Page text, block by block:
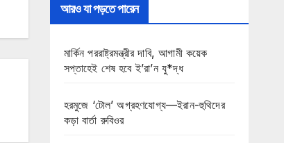
আরও যা পড়তে পারেন
মার্কিন পররাষ্ট্রমন্ত্রীর দাবি, আগামী কয়েক
সপ্তাহেই শেষ হবে ই’রা’ন যু*দ্ধ
হরমুজে ‘টোল’ অগ্রহণযোগ্য—ইরান-হুথিদের
কড়া বার্তা রুবিওর